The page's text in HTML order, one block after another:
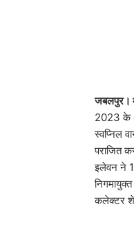
जबलपुर।
2023 के
स्वप्निल
पराजित
इलेवन ने 1
कलेक्टर